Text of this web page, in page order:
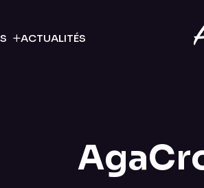
ACTUALITÉS